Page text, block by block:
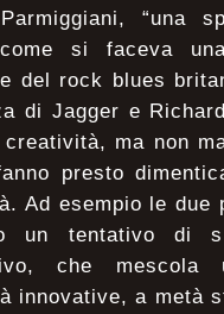
“una
si faceva
del rock blues
di Jagger e
ma non
presto
Ad esempio le
un tentativo di
che
innovative, a metà